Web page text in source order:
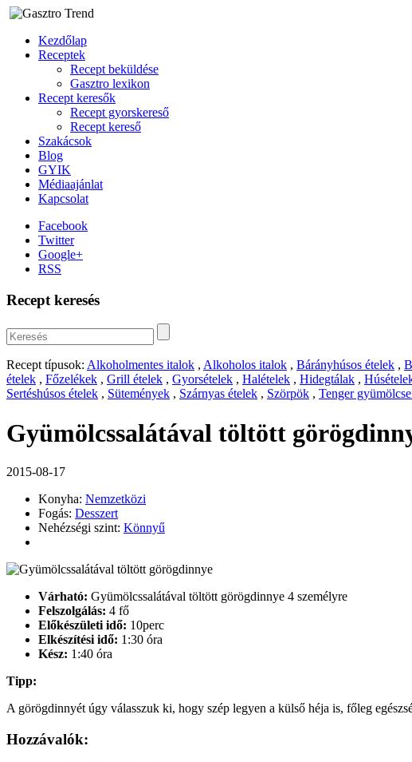
Kezdőlap
Receptek
Recept beküldése
Gasztro lexikon
Recept keresők
Recept gyorskereső
Recept kereső
Szakácsok
Blog
GYIK
Médiaajánlat
Kapcsolat
Facebook
Twitter
Google+
RSS
Recept keresés
Recept típusok: Alkoholmentes italok , Alkoholos italok , Bárányhúsos ételek ,
ételek , Főzelékek , Grill ételek , Gyorsételek , Halételek , Hidegtálak ,
Sertéshúsos ételek , Sütemények , Szárnyas ételek , Szörpök , Tenger
Gyümölcssalátával töltött
2015-08-17
Konyha: Nemzetközi
Fogás: Desszert
Nehézségi szint: Könnyű
Várható: Gyümölcssalátával töltött görögdinnye 4 személyre
Felszolgálás: 4 fő
Előkészületi idő: 10perc
Elkészítési idő: 1:30 óra
Kész: 1:40 óra
Tipp:
A görögdinnyét úgy válasszuk ki, hogy szép legyen a külső héja is, főleg
Hozzávalók: